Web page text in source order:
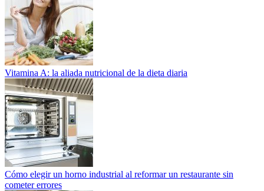
Vitamina A: la aliada nutricional de la dieta diaria
Cómo elegir un horno industrial al reformar un restaurante sin
cometer errores